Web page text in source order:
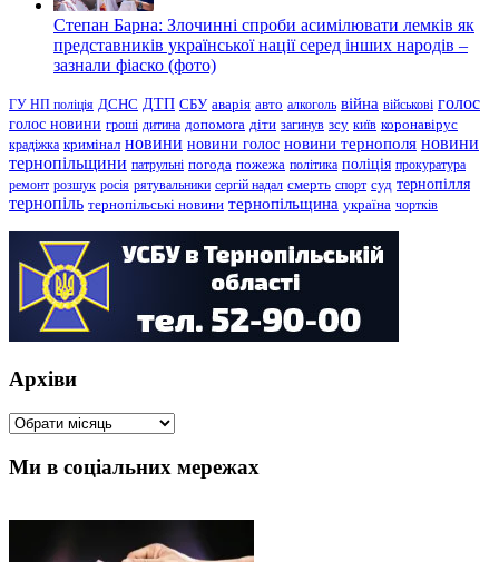
Степан Барна: Злочинні спроби асимілювати лемків як
представників української нації серед інших народів –
зазнали фіаско (фото)
ГУ НП поліція ДСНС ДТП СБУ аварія авто алкоголь війна військові голос
голос новини гроші дитина допомога діти загинув зсу київ коронавірус
крадіжка кримінал новини новини голос новини тернополя новини
тернопільщини патрульні погода пожежа політика поліція прокуратура
ремонт розшук росія рятувальники сергій надал смерть спорт суд тернопілля
тернопіль тернопільські новини тернопільщина україна чортків
Архіви
Архіви
Ми в соціальних мережах